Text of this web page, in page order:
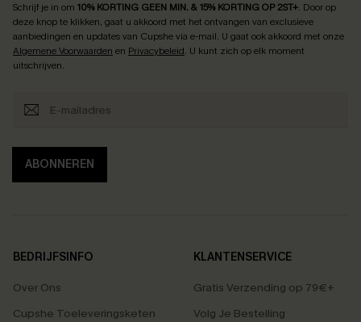
Schrijf je in om 10% KORTING GEEN MIN. & 15% KORTING OP 2ST+. Door op
deze knop te klikken, gaat u akkoord met het ontvangen van exclusieve
aanbiedingen en updates van Cupshe via e-mail. U gaat ook akkoord met onze
Algemene Voorwaarden en Privacybeleid. U kunt zich op elk moment
uitschrijven.
ABONNEREN
BEDRIJFSINFO
Over Ons
Cupshe Toeleveringsketen
KLANTENSERVICE
Gratis Verzending op 79€+
Volg Je Bestelling